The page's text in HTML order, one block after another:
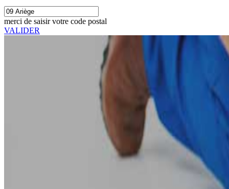
merci de saisir votre code postal
VALIDER